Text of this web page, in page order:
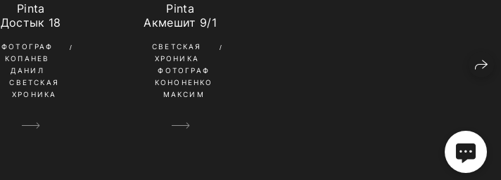
Pinta
Достык 18
ФОТОГРАФ
КОПАНЕВ
ДАНИЛ
СВЕТСКАЯ
ХРОНИКА
Pinta
Акмешит 9/1
СВЕТСКАЯ
ХРОНИКА
ФОТОГРАФ
КОНОНЕНКО
МАКСИМ